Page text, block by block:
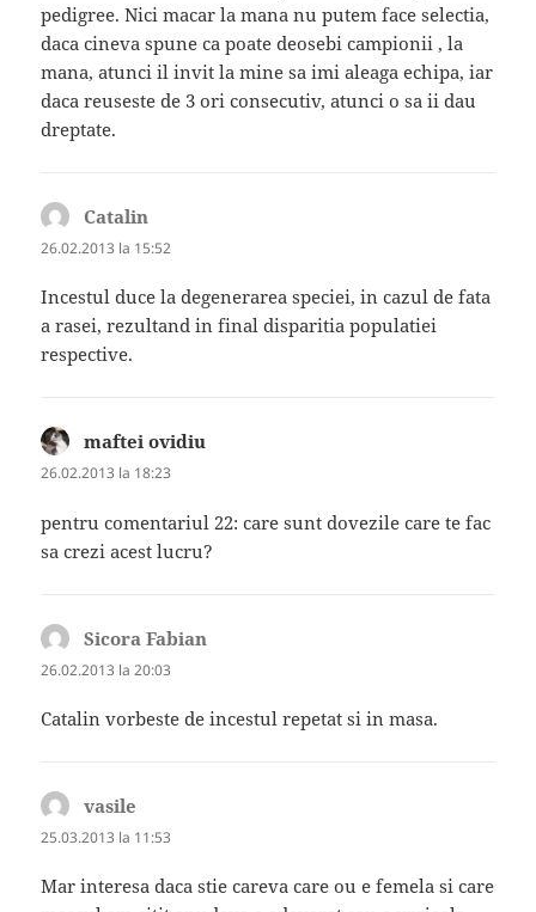
pedigree. Nici macar la mana nu putem face selectia,
daca cineva spune ca poate deosebi campionii , la
mana, atunci il invit la mine sa imi aleaga echipa, iar
daca reuseste de 3 ori consecutiv, atunci o sa ii dau
dreptate.
Catalin
26.02.2013 la 15:52
Incestul duce la degenerarea speciei, in cazul de fata
a rasei, rezultand in final disparitia populatiei
respective.
maftei ovidiu
26.02.2013 la 18:23
pentru comentariul 22: care sunt dovezile care te fac
sa crezi acest lucru?
Sicora Fabian
26.02.2013 la 20:03
Catalin vorbeste de incestul repetat si in masa.
vasile
25.03.2013 la 11:53
Mar interesa daca stie careva care ou e femela si care